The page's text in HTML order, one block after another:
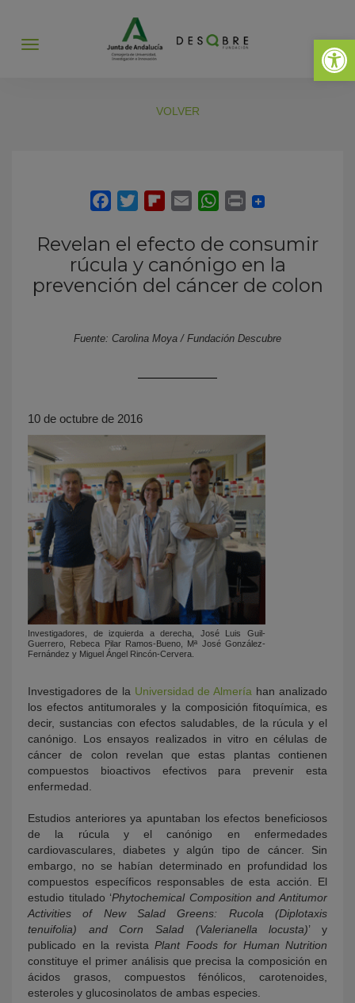
Abrir
Abrir
VOLVER
Revelan el efecto de consumir
rúcula y canónigo en la
prevención del cáncer de colon
Fuente: Carolina Moya / Fundación Descubre
10 de octubre de 2016
Investigadores, de izquierda a derecha, José Luis Guil-
Guerrero, Rebeca Pilar Ramos-Bueno, Mª José González-
Fernández y Miguel Ángel Rincón-Cervera.
Investigadores de la Universidad de Almería han analizado
los efectos antitumorales y la composición fitoquímica, es
decir, sustancias con efectos saludables, de la rúcula y el
canónigo. Los ensayos realizados in vitro en células de
cáncer de colon revelan que estas plantas contienen
compuestos bioactivos efectivos para prevenir esta
enfermedad.
Estudios anteriores ya apuntaban los efectos beneficiosos
de la rúcula y el canónigo en enfermedades
cardiovasculares, diabetes y algún tipo de cáncer. Sin
embargo, no se habían determinado en profundidad los
compuestos específicos responsables de esta acción. El
estudio titulado ‘Phytochemical Composition and Antitumor
Activities of New Salad Greens: Rucola (Diplotaxis
tenuifolia) and Corn Salad (Valerianella locusta)’ y
publicado en la revista Plant Foods for Human Nutrition
constituye el primer análisis que precisa la composición en
ácidos grasos, compuestos fénólicos, carotenoides,
esteroles y glucosinolatos de ambas especies.